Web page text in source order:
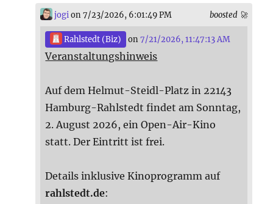
boosted 🚀
jogi on 7/23/2026, 6:01:49 PM
Rahlstedt (Biz) on7/21/2026, 11:47:13 AM
Veranstaltungshinweis
Auf dem Helmut-Steidl-Platz in 22143
Hamburg-Rahlstedt findet am Sonntag,
2. August 2026, ein Open-Air-Kino
statt. Der Eintritt ist frei.
Details inklusive Kinoprogramm auf
rahlstedt.de: